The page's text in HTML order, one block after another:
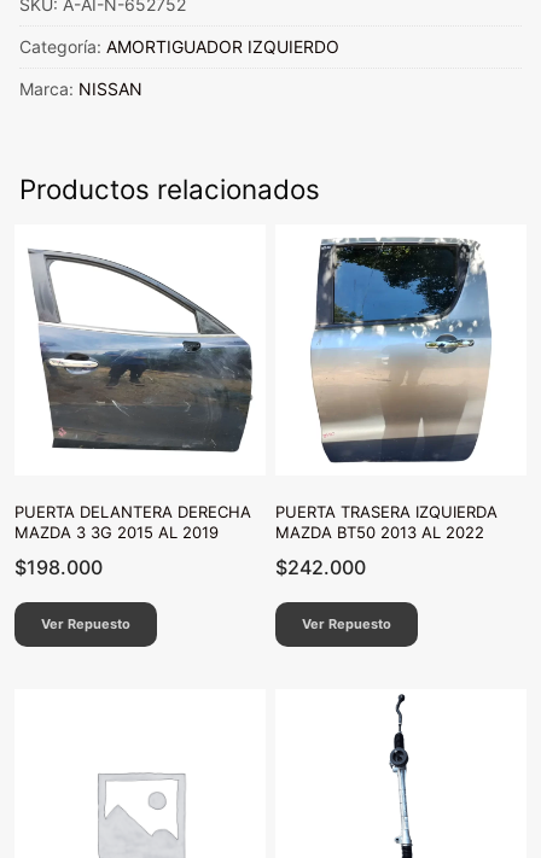
NISSAN
NP300
al
SKU: A-AI-N-652752
Categoría: AMORTIGUADOR IZQUIERDO
Marca: NISSAN
Productos relacionados
PUERTA DELANTERA DERECHA
MAZDA 3 3G 2015 AL 2019
$198.000
Ver Repuesto
PUERTA TRASERA IZQUIERDA
MAZDA BT50 2013 AL 2022
$242.000
Ver Repuesto